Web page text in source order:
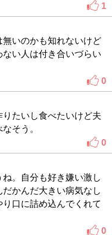
1
いのかも知れないけど
い人は付き合いづらい
0
たいし食べたいけど夫
そう。
0
。自分も好き嫌い激し
かんだ大きい病気なし
口に詰め込んでくれて
0